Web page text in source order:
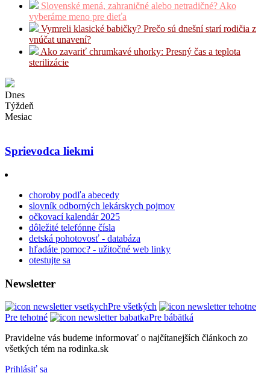
Slovenské mená, zahraničné alebo netradičné? Ako
vyberáme meno pre dieťa
Vymreli klasické babičky? Prečo sú dnešní starí rodičia z
vnúčat unavení?
Ako zavariť chrumkavé uhorky: Presný čas a teplota
sterilizácie
Dnes
Týždeň
Mesiac
Sprievodca liekmi
choroby podľa abecedy
slovník odborných lekárskych pojmov
očkovací kalendár 2025
dôležité telefónne čísla
detská pohotovosť - databáza
hľadáte pomoc? - užitočné web linky
otestujte sa
Newsletter
Pre všetkých
Pre tehotné
Pre bábätká
Pravidelne vás budeme informovať o najčítanejších článkoch zo
všetkých tém na rodinka.sk
Prihlásiť sa